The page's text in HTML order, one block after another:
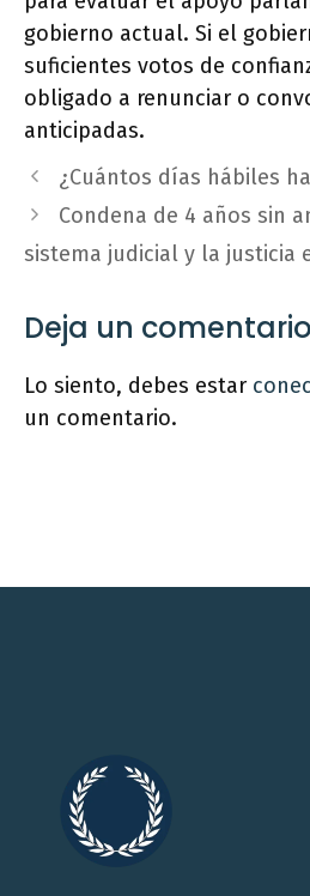
gobierno actual. Si el
suficientes votos de
obligado a renunciar o
anticipadas.
¿Cuántos días hábiles
Condena de 4 años sin
sistema judicial y la justicia
Deja un comentario
Lo siento, debes estar
un comentario.